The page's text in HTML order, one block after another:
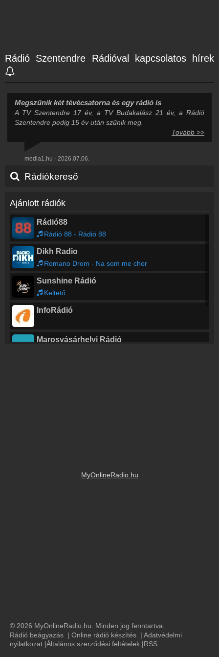
Rádió Szentendre Rádióval kapcsolatos hírek
Megszűnik két tévécsatorna és egy rádió is
A TV Szentendre 17 év, a TV Budakalász 21 év, a Rádió
Szentendre pedig 15 év után szűnik meg.
Tovább >>
media1.hu - 2026.07.06.
Rádiókereső
Ajánlott rádiók
Rádió88
Rádió 88 - Rádió 88
Dikh Radio
Romano Drom - Na som me chor
Sunshine Rádió
Keltető
InfoRádió
Marosvásárhelyi Rádió
MyOnlineRadio.hu
© 2026 MyOnlineRadio.hu. Minden jog fenntartva.
Rádió beágyazás | Online rádió készítés | Adatvédelmi
nyilatkozat |Általános szerződési feltételek |RSS